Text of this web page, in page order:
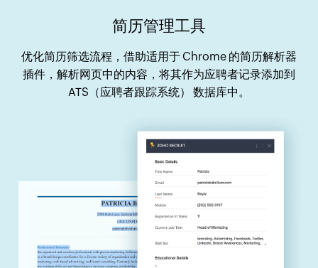
简历管理工具
优化简历筛选流程，借助适用于 Chrome 的简历解析器
插件，解析网页中的内容，将其作为应聘者记录添加到
ATS（应聘者跟踪系统） 数据库中。